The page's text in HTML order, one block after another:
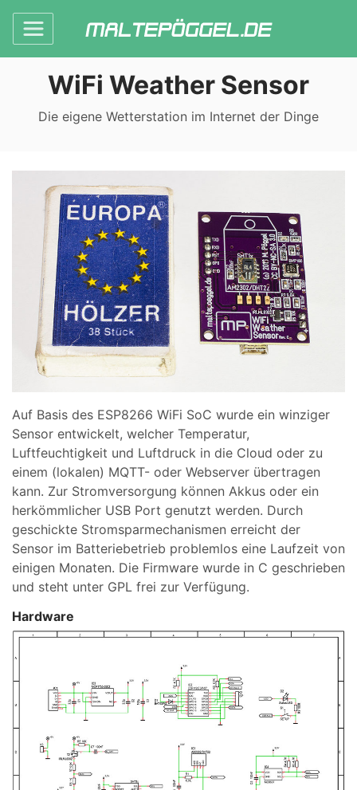
WiFi Weather Sensor
Die eigene Wetterstation im Internet der Dinge
Auf Basis des ESP8266 WiFi SoC wurde ein winziger
Sensor entwickelt, welcher Temperatur,
Luftfeuchtigkeit und Luftdruck in die Cloud oder zu
einem (lokalen) MQTT- oder Webserver übertragen
kann. Zur Stromversorgung können Akkus oder ein
herkömmlicher USB Port genutzt werden. Durch
geschickte Stromsparmechanismen erreicht der
Sensor im Batteriebetrieb problemlos eine Laufzeit von
einigen Monaten. Die Firmware wurde in C geschrieben
und steht unter GPL frei zur Verfügung.
Hardware